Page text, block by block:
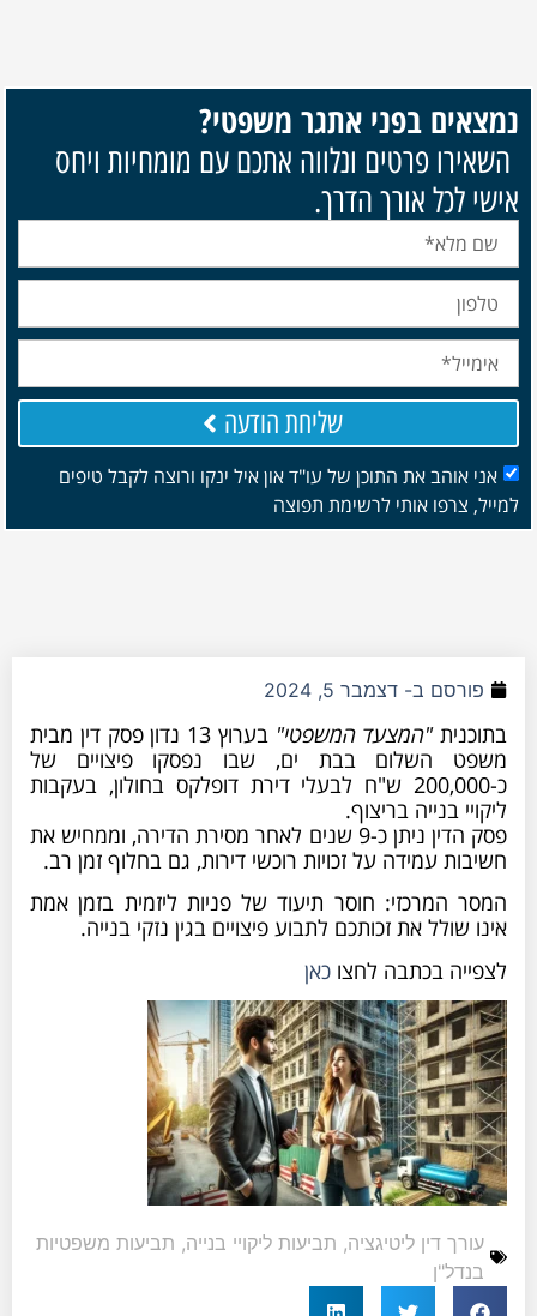
נמצאים בפני אתגר משפטי?
השאירו פרטים ונלווה אתכם עם מומחיות ויחס
אישי לכל אורך הדרך.
אני אוהב את התוכן של עו"ד און איל ינקו ורוצה לקבל טיפים
למייל, צרפו אותי לרשימת תפוצה
שליחת הודעה
פורסם ב- דצמבר 5, 2024
בתוכנית"המצעד המשפטי"
בערוץ 13 נדון פסק דין מבית
משפט השלום בבת ים, שבו נפסקו פיצויים של
כ-200,000 ש"ח לבעלי דירת דופלקס בחולון, בעקבות
ליקויי בנייה בריצוף.
פסק הדין ניתן כ-9 שנים לאחר מסירת הדירה, וממחיש את
חשיבות עמידה על זכויות רוכשי דירות, גם בחלוף זמן רב.
המסר המרכזי: חוסר תיעוד של פניות ליזמית בזמן אמת
אינו שולל את זכותכם לתבוע פיצויים בגין נזקי בנייה.
לצפייה בכתבה לחצו כאן
עורך דין ליטיגציה, תביעות ליקויי בנייה, תביעות משפטיות
בנדל"ן